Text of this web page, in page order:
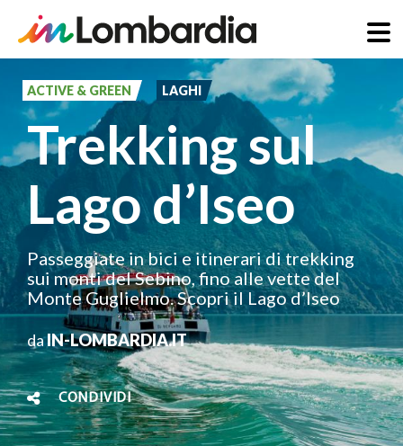
contenuto
principale
ACTIVE & GREEN LAGHI
Trekking sul
Lago d’Iseo
Passeggiate in bici e itinerari di trekking
sui monti del Sebino, fino alle vette del
Monte Guglielmo. Scopri il Lago d’Iseo
daIN-LOMBARDIA.IT
CONDIVIDI